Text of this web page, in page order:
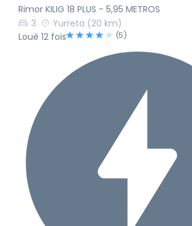
Rimor KILIG 18 PLUS - 5,95 METROS
3
Yurreta (20 km)
Loué 12 fois
(5)